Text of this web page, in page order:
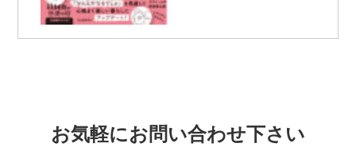
お気軽にお問い合わせ下さい